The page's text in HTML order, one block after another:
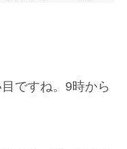
ですね。9時から